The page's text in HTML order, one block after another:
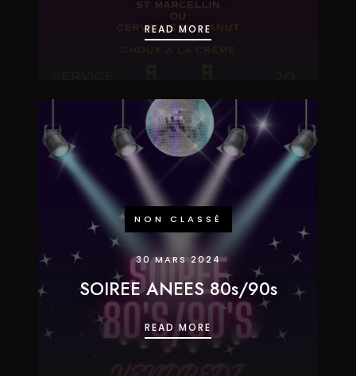
READ MOREMACHON DU CHEVREUL
NON CLASSÉ
30 MARS 2024
SOIREE ANEES 80s/90s
READ MORE SOIREE ANEES 80S/90S